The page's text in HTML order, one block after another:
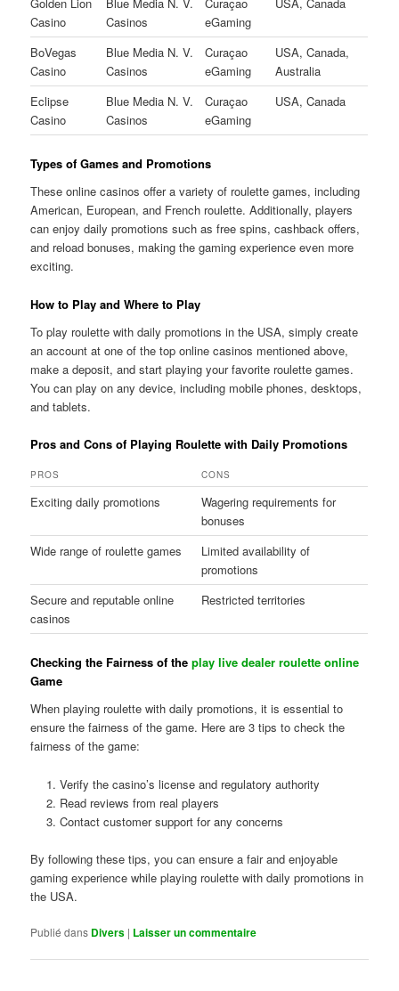
Casino
Casinos
eGaming
BoVegas
Casino
Blue Media N. V.
Casinos
Curaçao
eGaming
USA, Canada,
Australia
Eclipse
Casino
Blue Media N. V.
Casinos
Curaçao
eGaming
USA, Canada
Types of Games and Promotions
These online casinos offer a variety of roulette games, including
American, European, and French roulette. Additionally, players
can enjoy daily promotions such as free spins, cashback offers,
and reload bonuses, making the gaming experience even more
exciting.
How to Play and Where to Play
To play roulette with daily promotions in the USA, simply create
an account at one of the top online casinos mentioned above,
make a deposit, and start playing your favorite roulette games.
You can play on any device, including mobile phones, desktops,
and tablets.
Pros and Cons of Playing Roulette with Daily Promotions
PROS CONS
Exciting daily promotions
Wagering requirements for
bonuses
Wide range of roulette games
Limited availability of
promotions
Secure and reputable online
casinos
Restricted territories
Checking the Fairness of theplay live dealer roulette online
Game
When playing roulette with daily promotions, it is essential to
ensure the fairness of the game. Here are 3 tips to check the
fairness of the game:
Verify the casino’s license and regulatory authority
Read reviews from real players
Contact customer support for any concerns
By following these tips, you can ensure a fair and enjoyable
gaming experience while playing roulette with daily promotions in
the USA.
Publié dans Divers | Laisser un commentaire